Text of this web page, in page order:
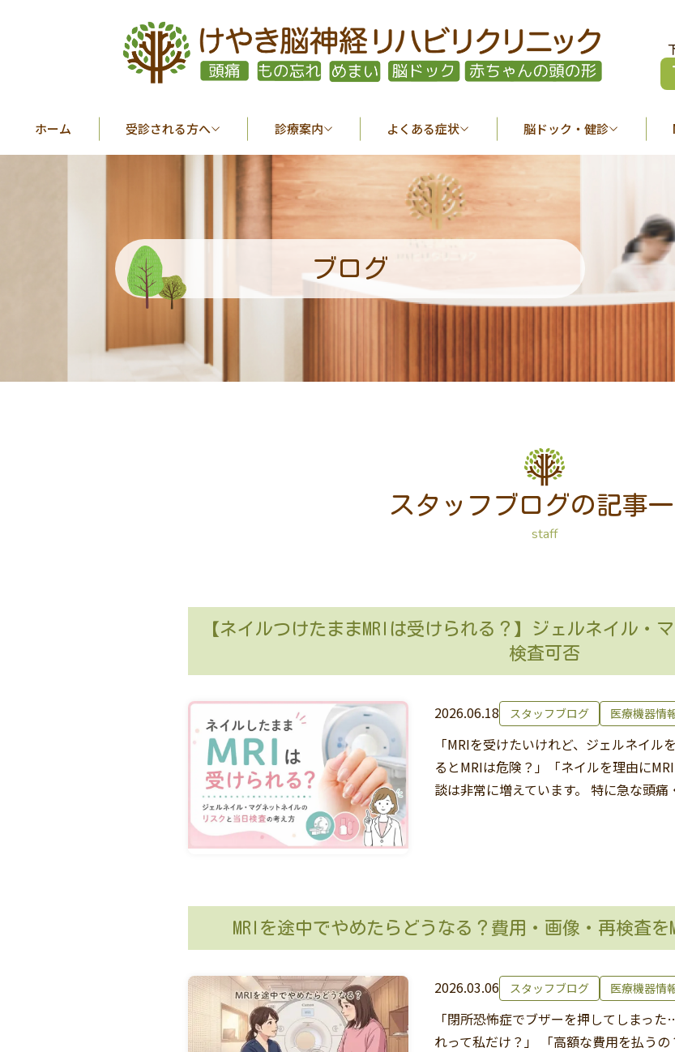
ホーム 受診される方へ 診療案内 よくある症状 脳ドック・健診
ブログ
スタッフブログの記事
staff
【ネイルつけたままMRIは受けられる？】ジェルネイル・
検査可否
2026.06.18 スタッフブログ 医療機器情
「MRIを受けたいけれど、ジェルネイ
るとMRIは危険？」「ネイルを理由に
談は非常に増えています。 特に急な頭
MRIを途中でやめたらどうなる？費用・画像・再検査を
2026.03.06 スタッフブログ 医療機器情
「閉所恐怖症でブザーを押してしまっ
れって私だけ？」 「高額な費用を払う